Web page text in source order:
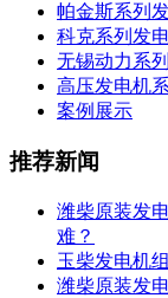
帕金斯系列
科克系列发
无锡动力系
高压发电机
案例展示
推荐新闻
潍柴原装发
难？
玉柴发电机
潍柴原装发